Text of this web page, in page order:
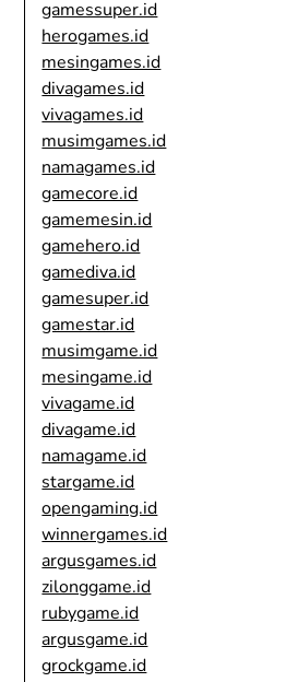
gamessuper.id
herogames.id
mesingames.id
divagames.id
vivagames.id
musimgames.id
namagames.id
gamecore.id
gamemesin.id
gamehero.id
gamediva.id
gamesuper.id
gamestar.id
musimgame.id
mesingame.id
vivagame.id
divagame.id
namagame.id
stargame.id
opengaming.id
winnergames.id
argusgames.id
zilonggame.id
rubygame.id
argusgame.id
grockgame.id